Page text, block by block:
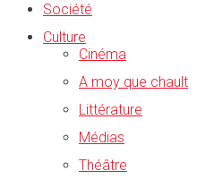
Société
Culture
Cinéma
A moy que chault
Littérature
Médias
Théâtre